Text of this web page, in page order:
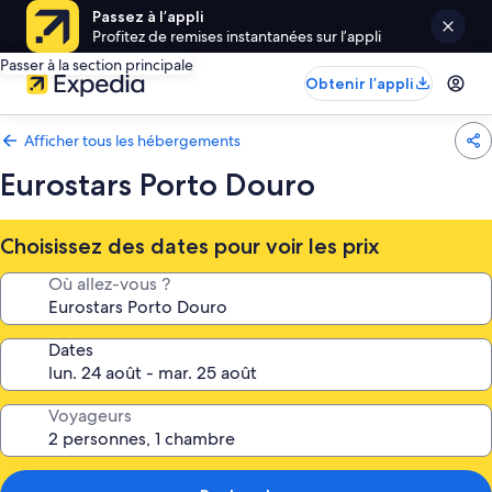
Passez à l’appli
Profitez de remises instantanées sur l’appli
Passer à la section principale
Obtenir l’appli
Afficher tous les hébergements
Eurostars Porto Douro
Choisissez des dates pour voir les prix
Où allez-vous ?
Dates
Voyageurs